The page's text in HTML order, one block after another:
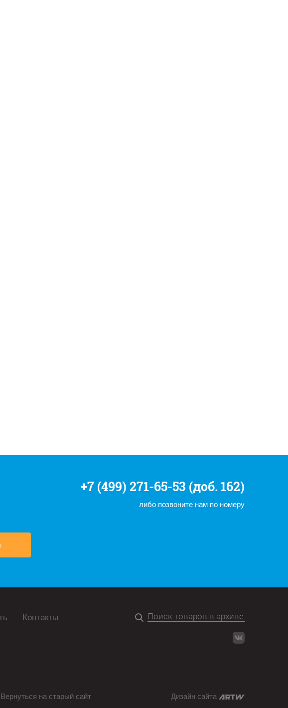
+7 (499) 271-65-53 (доб. 162)
либо позвоните нам по номеру
Контакты
Вернуться на старый сайт Дизайн сайта